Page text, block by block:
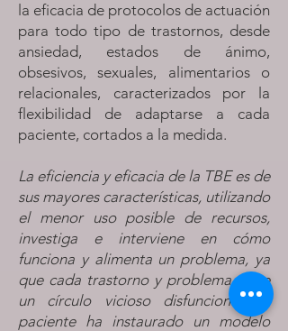
la eficacia de protocolos de actuación
para todo tipo de trastornos, desde
ansiedad, estados de ánimo,
obsesivos, sexuales, alimentarios o
relacionales, caracterizados por la
flexibilidad de adaptarse a cada
paciente, cortados a la medida.
La eficiencia y eficacia de la TBE es de
sus mayores características, utilizando
el menor uso posible de recursos,
investiga e interviene en cómo
funciona y alimenta un problema, ya
que cada trastorno y problema tiene
un círculo vicioso disfuncional, el
paciente ha instaurado un modelo